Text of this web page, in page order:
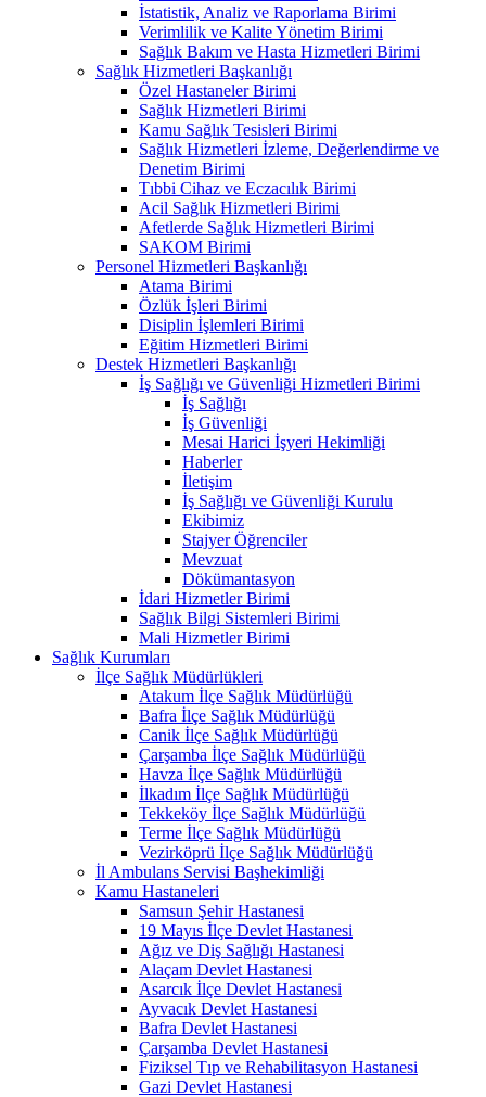
İstatistik, Analiz ve Raporlama Birimi
Verimlilik ve Kalite Yönetim Birimi
Sağlık Bakım ve Hasta Hizmetleri Birimi
Sağlık Hizmetleri Başkanlığı
Özel Hastaneler Birimi
Sağlık Hizmetleri Birimi
Kamu Sağlık Tesisleri Birimi
Sağlık Hizmetleri İzleme, Değerlendirme ve
Denetim Birimi
Tıbbi Cihaz ve Eczacılık Birimi
Acil Sağlık Hizmetleri Birimi
Afetlerde Sağlık Hizmetleri Birimi
SAKOM Birimi
Personel Hizmetleri Başkanlığı
Atama Birimi
Özlük İşleri Birimi
Disiplin İşlemleri Birimi
Eğitim Hizmetleri Birimi
Destek Hizmetleri Başkanlığı
İş Sağlığı ve Güvenliği Hizmetleri Birimi
İş Sağlığı
İş Güvenliği
Mesai Harici İşyeri Hekimliği
Haberler
İletişim
İş Sağlığı ve Güvenliği Kurulu
Ekibimiz
Stajyer Öğrenciler
Mevzuat
Dökümantasyon
İdari Hizmetler Birimi
Sağlık Bilgi Sistemleri Birimi
Mali Hizmetler Birimi
Sağlık Kurumları
İlçe Sağlık Müdürlükleri
Atakum İlçe Sağlık Müdürlüğü
Bafra İlçe Sağlık Müdürlüğü
Canik İlçe Sağlık Müdürlüğü
Çarşamba İlçe Sağlık Müdürlüğü
Havza İlçe Sağlık Müdürlüğü
İlkadım İlçe Sağlık Müdürlüğü
Tekkeköy İlçe Sağlık Müdürlüğü
Terme İlçe Sağlık Müdürlüğü
Vezirköprü İlçe Sağlık Müdürlüğü
İl Ambulans Servisi Başhekimliği
Kamu Hastaneleri
Samsun Şehir Hastanesi
19 Mayıs İlçe Devlet Hastanesi
Ağız ve Diş Sağlığı Hastanesi
Alaçam Devlet Hastanesi
Asarcık İlçe Devlet Hastanesi
Ayvacık Devlet Hastanesi
Bafra Devlet Hastanesi
Çarşamba Devlet Hastanesi
Fiziksel Tıp ve Rehabilitasyon Hastanesi
Gazi Devlet Hastanesi